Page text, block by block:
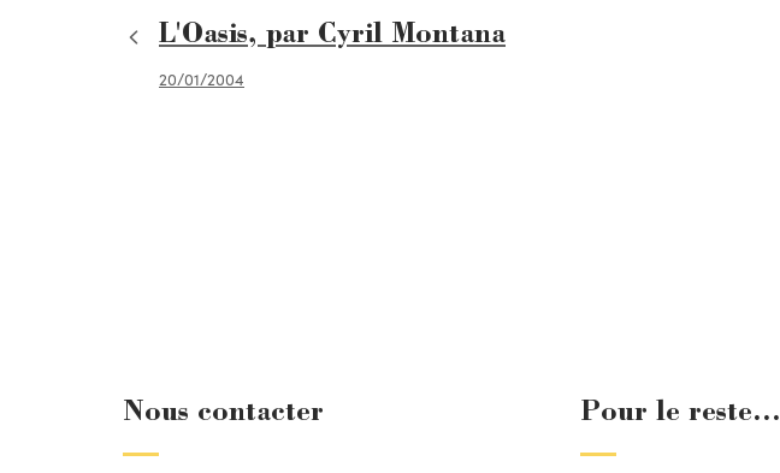
L'Oasis, par Cyril Montana
20/01/2004
Nous contacter Pour le reste...